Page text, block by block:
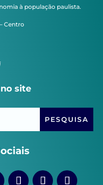
à população paulista.
Centro
site